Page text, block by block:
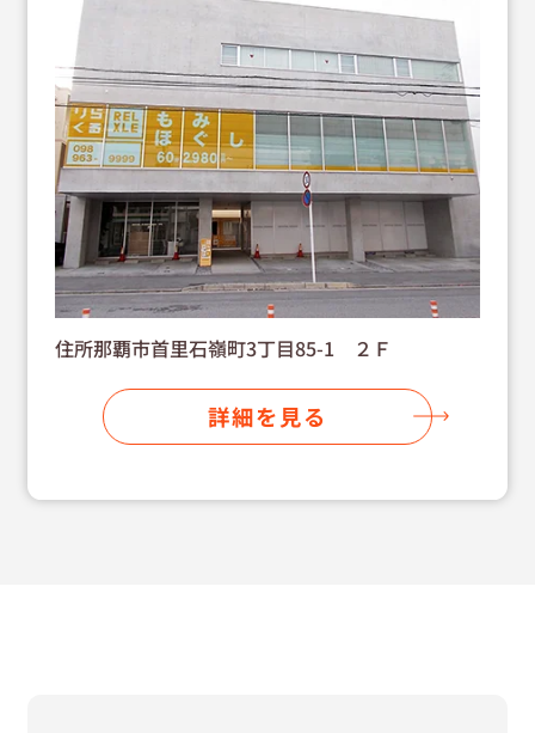
住所那覇市首里石嶺町3丁目85-1 ２Ｆ
詳細を見る